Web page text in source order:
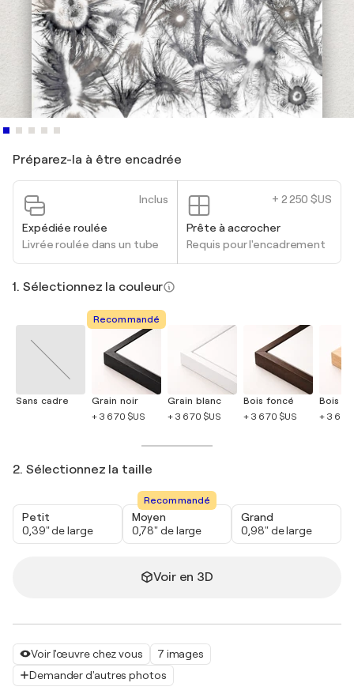
Voir l'œuvre chez vous
7 images
Demander d'autres photos
Préparez-la à être encadrée
Inclus
Expédiée roulée
Livrée roulée dans un tube
+ 2 250 $US
Prête à accrocher
Requis pour l'encadrement
1. Sélectionnez la couleur
Sans cadre
Recommandé
Grain noir
+ 3 670 $US
Grain blanc
+ 3 670 $US
Bois foncé
+ 3 670 $US
Bois
+ 3 670
2. Sélectionnez la taille
Petit
0,39" de large
Recommandé
Moyen
0,78" de large
Grand
0,98" de large
Voir en 3D